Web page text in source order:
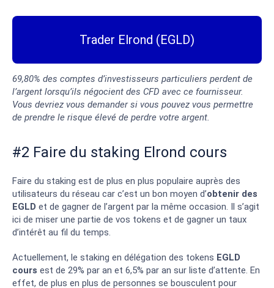
Trader Elrond (EGLD)
69,80% des comptes d’investisseurs particuliers perdent de
l’argent lorsqu’ils négocient des CFD avec ce fournisseur.
Vous devriez vous demander si vous pouvez vous permettre
de prendre le risque élevé de perdre votre argent.
#2 Faire du staking Elrond cours
Faire du staking est de plus en plus populaire auprès des
utilisateurs du réseau car c’est un bon moyen d’obtenir des
EGLD et de gagner de l’argent par la même occasion. Il s’agit
ici de miser une partie de vos tokens et de gagner un taux
d’intérêt au fil du temps.
Actuellement, le staking en délégation des tokens EGLD
cours est de 29% par an et 6,5% par an sur liste d’attente. En
effet, de plus en plus de personnes se bousculent pour